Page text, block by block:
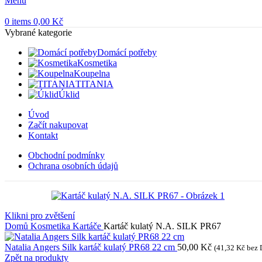
0 items 0,00 Kč
Vybrané kategorie
Domácí potřeby
Kosmetika
Koupelna
TITANIA
Úklid
Úvod
Začít nakupovat
Kontakt
Obchodní podmínky
Ochrana osobních údajů
Klikni pro zvětšení
Domů Kosmetika Kartáče Kartáč kulatý N.A. SILK PR67
Natalia Angers Silk kartáč kulatý PR68 22 cm 50,00 Kč (41,32 Kč bez
Zpět na produkty